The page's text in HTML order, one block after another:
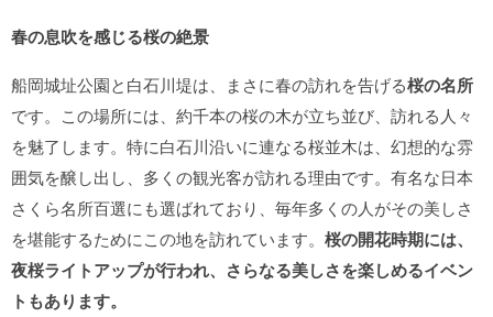
春の息吹を感じる桜の絶景
船岡城址公園と白石川堤は、まさに春の訪れを告げる桜の名所
です。この場所には、約千本の桜の木が立ち並び、訪れる人々
を魅了します。特に白石川沿いに連なる桜並木は、幻想的な雰
囲気を醸し出し、多くの観光客が訪れる理由です。有名な日本
さくら名所百選にも選ばれており、毎年多くの人がその美しさ
を堪能するためにこの地を訪れています。 桜の開花時期には、
夜桜ライトアップが行われ、さらなる美しさを楽しめるイベン
トもあります。